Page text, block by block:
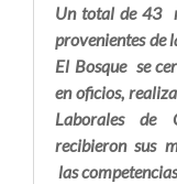
Un total de 43
provenientes de
El Bosque se
en oficios,
Laborales de
recibieron sus
las